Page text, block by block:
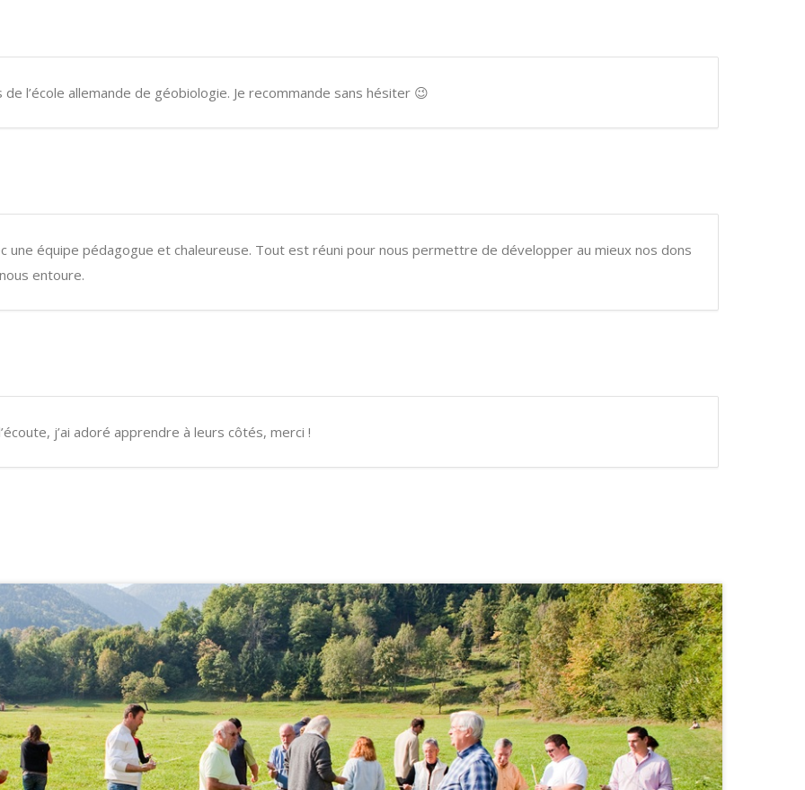
l’école allemande de géobiologie. Je recommande sans hésiter 😉
une équipe pédagogue et chaleureuse. Tout est réuni pour nous permettre de développer au mieux nos dons
entoure.
j’ai adoré apprendre à leurs côtés, merci !